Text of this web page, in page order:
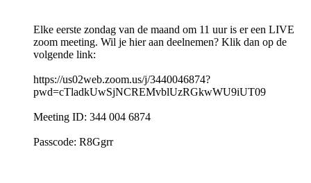
Elke eerste zondag van de maand om 11 uur is er een LIVE
zoom meeting. Wil je hier aan deelnemen? Klik dan op de
volgende link:
https://us02web.zoom.us/j/3440046874?
pwd=cTladkUwSjNCREMvblUzRGkwWU9iUT09
Meeting ID: 344 004 6874
Passcode: R8Ggrr